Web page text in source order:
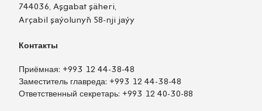
744036, Aşgabat şäheri,
Arçabil şaýolunyň 58-nji jaýy
Контакты
Приёмная: +993 12 44-38-48
Заместитель главреда: +993 12 44-38-48
Ответственный секретарь: +993 12 40-30-88